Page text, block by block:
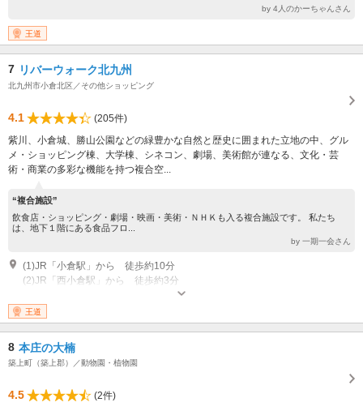
by 4人のかーちゃんさん
王道
7 リバーウォーク北九州
北九州市小倉北区／その他ショッピング
4.1
(205件)
紫川、小倉城、勝山公園などの緑豊かな自然と歴史に囲まれた立地の中、グル
メ・ショッピング棟、大学棟、シネコン、劇場、美術館が連なる、文化・芸
術・商業の多彩な機能を持つ複合空...
“複合施設”
飲食店・ショッピング・劇場・映画・美術・ＮＨＫも入る複合施設です。 私たち
は、地下１階にある食品フロ...
by 一期一会さん
(1)JR「小倉駅」から 徒歩約10分
(2)JR「西小倉駅」から 徒歩約3分
営業時間：ショップ 10:00～21:00 / レストラン 10:00～23:00 / ア
ミューズメント 10:00～24:00 ※店舗により異なる 定休日：ショップ・
グルメは年中無休
王道
8 本庄の大楠
築上町（築上郡）／動物園・植物園
4.5
(2件)